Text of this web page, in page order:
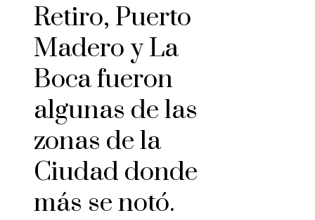
Retiro, Puerto
Madero y La
Boca fueron
algunas de las
zonas de la
Ciudad donde
más se notó.